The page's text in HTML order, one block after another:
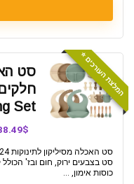
המלצת העורכים ⭐️
Set
/ 127₪
סט בצבעים ירוק, חום ובז'
כוסות אימון, ...